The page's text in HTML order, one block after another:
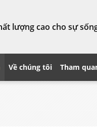
lượng cao cho sự
Về chúng tôi Tham